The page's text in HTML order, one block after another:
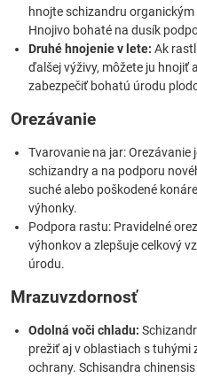
hnojte schizandru
Hnojivo bohaté na dusík
Druhé hnojenie v lete: Ak
ďalšej výživy, môžete ju hnojiť
zabezpečiť bohatú úrodu
Orezávanie
Tvarovanie na jar: Orezávanie
schizandry a na podporu
suché alebo poškodené
výhonky.
Podpora rastu: Pravidelné
výhonkov a zlepšuje celkový
úrodu.
Mrazuvzdornosť
Odolná voči chladu:
prežiť aj v oblastiach s tuhými
ochrany. Schisandra